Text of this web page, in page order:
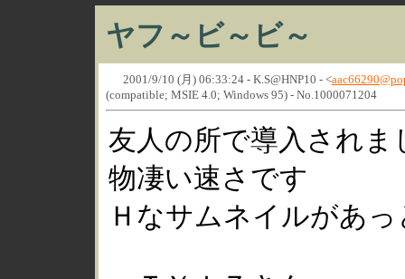
ヤフ～ビ～ビ～
2001/9/10 (月) 06:33:24 - K.S@HNP10 - <
(compatible; MSIE 4.0; Windows 95) - No.1000071204
友人の所で導入されま
物凄い速さです
Ｈなサムネイルがあ